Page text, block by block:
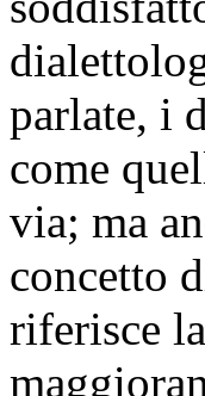
parlate, i
come
via; ma
concetto
riferisce